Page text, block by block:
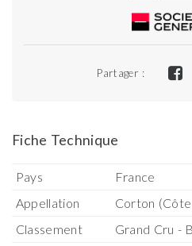
Partager :
Fiche Technique
Pays
France
Appellation
Corton
Classement
Grand Cru -